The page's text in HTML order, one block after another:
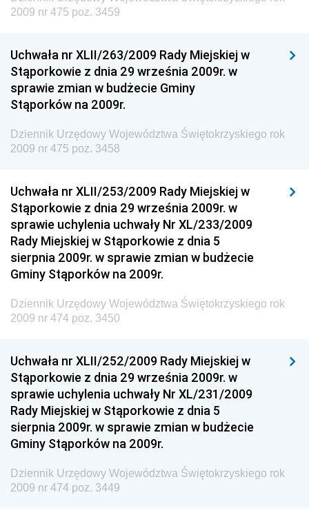
Dziennik Urzędowy Ministra Energii
Dziennik Urzędowy Ministra Sprawiedliwości
Dziennik Urzędowy Ministra Rozwoju i Finansów
Dziennik Urzędowy Wyższego Urzędu Górniczego
Dziennik Urzędowy Prezesa Urzędu Transportu
Kolejowego
Technologii
Dziennik Urzędowy Ministra Inwestycji i Rozwoju
Dziennik Urzędowy Naczelnego Dyrektora Archiwów
Państwowych
Dziennik Urzędowy Ministra Finansów, Inwestycji i
Dziennik Urzędowy Ministra Klimatu
Dziennik Urzędowy Ministra Funduszy i Polityki
Regionalnej
Dziennik Urzędowy Ministra Aktywów Państwowych
Dziennik Urzędowy Ministra Zdrowia
Dziennik Urzędowy Ministra Środowiska i Głównego
Dziennik Urzędowy Ministra Klimatu i Środowiska
2009 nr 475 poz. 3459
Uchwała nr XLII/263/2009 Rady Miejskiej w
Stąporkowie z dnia 29 września 2009r. w
sprawie zmian w budżecie Gminy
Stąporków na 2009r.
Dziennik Urzędowy Województwa Świętokrzyskiego rok
2009 nr 475 poz. 3458
Uchwała nr XLII/253/2009 Rady Miejskiej w
Stąporkowie z dnia 29 września 2009r. w
sprawie uchylenia uchwały Nr XL/233/2009
Rady Miejskiej w Stąporkowie z dnia 5
sierpnia 2009r. w sprawie zmian w budżecie
Gminy Stąporków na 2009r.
Dziennik Urzędowy Województwa Świętokrzyskiego rok
2009 nr 474 poz. 3450
Uchwała nr XLII/252/2009 Rady Miejskiej w
Stąporkowie z dnia 29 września 2009r. w
sprawie uchylenia uchwały Nr XL/231/2009
Rady Miejskiej w Stąporkowie z dnia 5
sierpnia 2009r. w sprawie zmian w budżecie
Gminy Stąporków na 2009r.
Dziennik Urzędowy Województwa Świętokrzyskiego rok
2009 nr 474 poz. 3449